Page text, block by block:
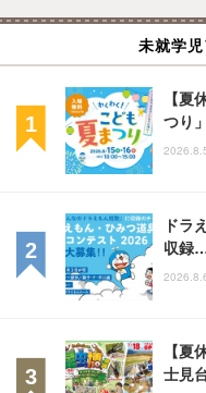
未就学
【夏
つり
ドラ
収録
【夏
士見